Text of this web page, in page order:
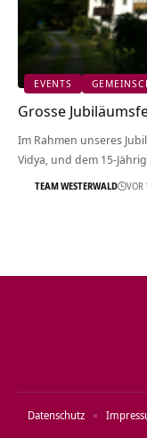
EVENTS
Grosse
Im Rahmen unseres
Vidya, und dem 15-
TEAM WESTERWALD VOR
Datenschutz